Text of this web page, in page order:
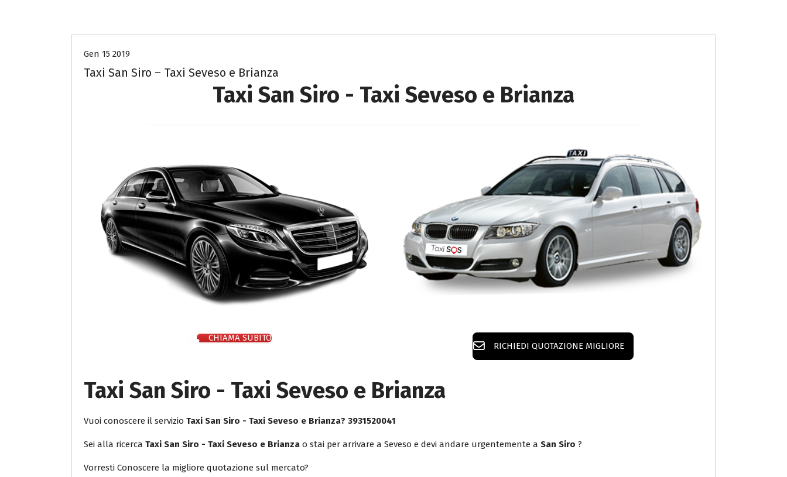
Gen 15 2019
Taxi San Siro – Taxi Seveso e Brianza
Taxi San Siro - Taxi Seveso e Brianza
CHIAMA SUBITO
RICHIEDI QUOTAZIONE MIGLIORE
Taxi San Siro - Taxi Seveso e Brianza
Vuoi conoscere il servizio Taxi San Siro - Taxi Seveso e Brianza? 3931520041
Sei alla ricerca Taxi San Siro - Taxi Seveso e Brianza o stai per arrivare a Seveso e devi andare urgentemente a San Siro ?
Vorresti Conoscere la migliore quotazione sul mercato?